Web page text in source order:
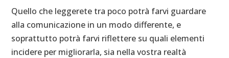
Quello che leggerete tra poco potrà farvi guardare
alla comunicazione in un modo differente, e
soprattutto potrà farvi riflettere su quali elementi
incidere per migliorarla, sia nella vostra realtà